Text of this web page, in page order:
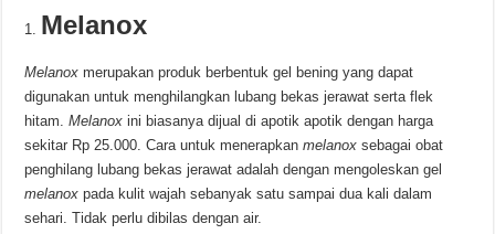
Melanox
Melanox merupakan produk berbentuk gel bening yang dapat
digunakan untuk menghilangkan lubang bekas jerawat serta flek
hitam.Melanox ini biasanya dijual di apotik apotik dengan harga
sekitar Rp 25.000. Cara untuk menerapkanmelanox sebagai obat
penghilang lubang bekas jerawat adalah dengan mengoleskan gel
melanox pada kulit wajah sebanyak satu sampai dua kali dalam
sehari. Tidak perlu dibilas dengan air.